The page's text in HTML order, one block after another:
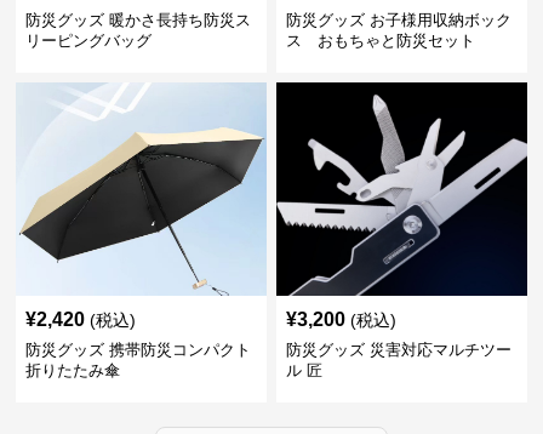
防災グッズ 暖かさ長持ち防災ス
リーピングバッグ
防災グッズ お子様用収納ボック
ス おもちゃと防災セット
¥2,420 (税込)
防災グッズ 携帯防災コンパクト
折りたたみ傘
¥3,200 (税込)
防災グッズ 災害対応マルチツー
ル 匠